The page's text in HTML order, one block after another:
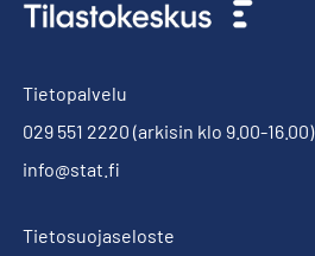
Tietopalvelu
029 551 2220 (arkisin klo 9.00-16.00)
info@stat.fi
Tietosuojaseloste